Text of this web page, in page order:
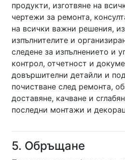
продукти, изготвяне на
чертежи за ремонта,
на всички важни решения,
изпълнителите и
следене за изпълнението и
контрол, отчетност и
довършителни детайли и
почистване след ремонта,
доставяне, качване и
последни монтажи и
5. Обръщане